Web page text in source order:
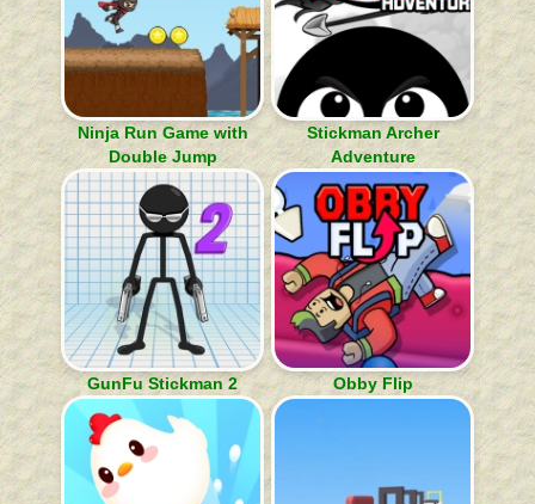
Ninja Run Game with
Double Jump
Stickman Archer
Adventure
GunFu Stickman 2 Obby Flip